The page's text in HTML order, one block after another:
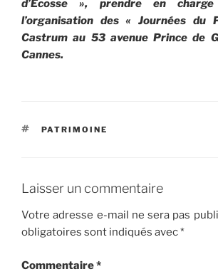
d’Ecosse », prendre en
l’organisation des « Journées du
Castrum au 53 avenue Prince de
Cannes.
ÉTIQUETTES
PATRIMOINE
Laisser un commentaire
Votre adresse e-mail ne sera pas
obligatoires sont indiqués avec*
Commentaire*